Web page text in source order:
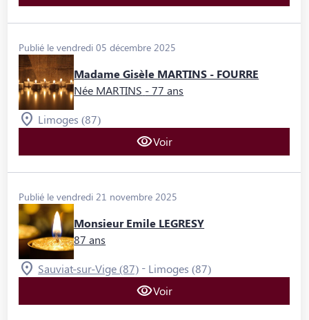
Publié le vendredi 05 décembre 2025
Madame Gisèle MARTINS - FOURRE
Née MARTINS - 77 ans
Limoges (87)
Voir
Publié le vendredi 21 novembre 2025
Monsieur Emile LEGRESY
87 ans
Sauviat-sur-Vige (87) - Limoges (87)
Voir